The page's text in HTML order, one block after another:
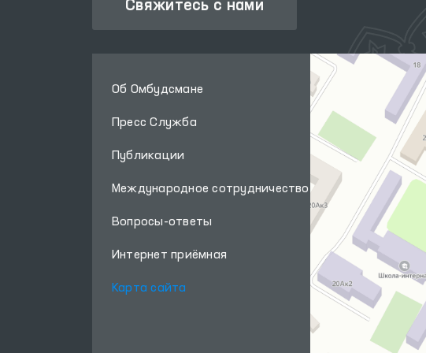
Свяжитесь с нами
Об Омбудсмане
Пресс Служба
Публикации
Международное сотрудничество
Вопросы-ответы
Интернет приёмная
Карта сайта